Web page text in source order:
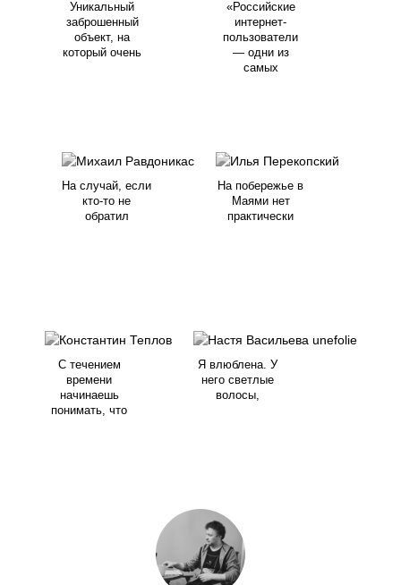
Уникальный
заброшенный
объект, на
который очень
«Российские
интернет-
пользователи
— одни из
самых
На случай, если
кто-то не
обратил
На побережье в
Маями нет
практически
С течением
времени
начинаешь
понимать, что
Я влюблена. У
него светлые
волосы,